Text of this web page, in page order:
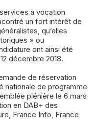
à vocation
un fort intérêt de
qu’elles
» ou
ont ainsi été
décembre 2018.
de réservation
nationale de programme
plénière le 6 mars
en DAB+ des
France Info, France